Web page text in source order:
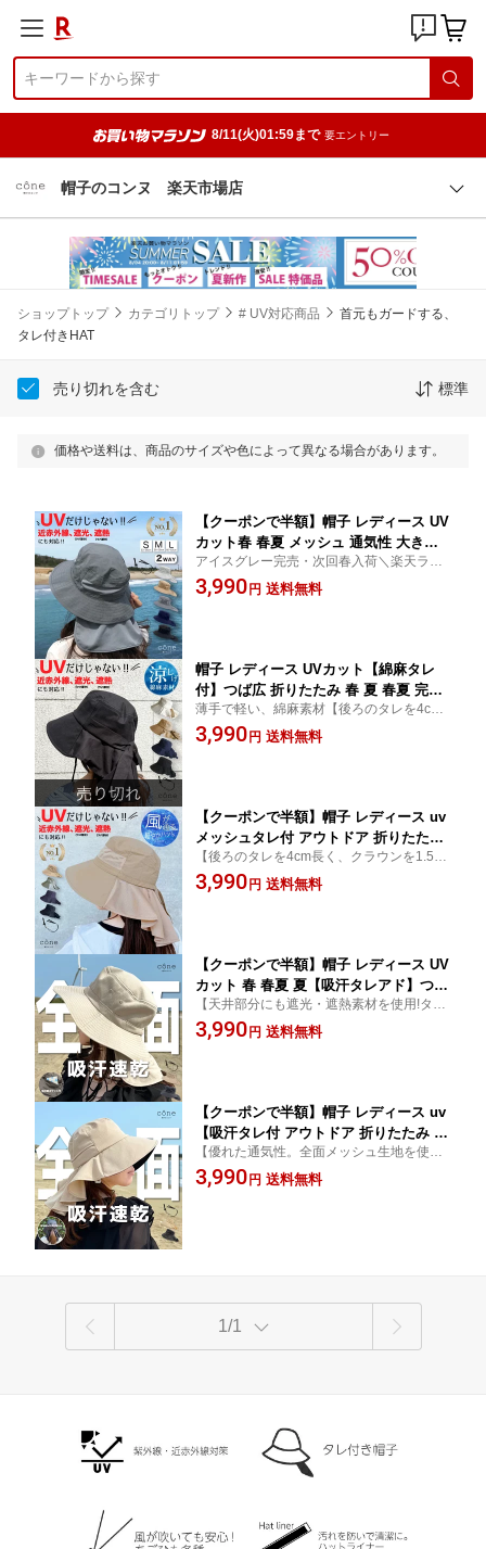
8/11(火)01:59まで 要エントリー
帽子のコンヌ 楽天市場店
ショップトップ カテゴリトップ # UV対応商品
首元もガードする、
タレ付きHAT
売り切れを含む 標準
価格や送料は、商品のサイズや色によって異なる場合があります。
【クーポンで半額】帽子 レディース UV
カット春 春夏 メッシュ 通気性 大きい
サイズ タレアド つば広 アウトドア 折
りたたみ可能 完全遮光 ウォーキング 自
アイスグレー完売・次回春入荷＼楽天ラン
キング1位入賞／かぶるだけでUV・遮光・
近赤外線をカット! 通気性抜群で蒸れない・
3,990 円 送料無料
帽子 レディース UVカット【綿麻タレ
付】つば広 折りたたみ 春 夏 春夏 完全
遮光 アウトドア ウォーキング 自転車
旅行 紐付き あごひも付 ハット 紫外線
薄手で軽い、綿麻素材【後ろのタレを4cm
長くアップデートしました!】かぶるだけで
UV・遮光・近赤外線をカット! 折り畳みO
3,990 円 送料無料
【クーポンで半額】帽子 レディース uv
メッシュタレ付 アウトドア 折りたたみ
つば広 通気性 春夏 夏 メッシュ ハット
撥水 完全遮光 散歩 ウォーキング 自転
【後ろのタレを4cm長く、クラウンを1.5cm
深くアップデートしました!】かぶるだけで
UV・遮光・近赤外線をカット!折り畳み可
3,990 円 送料無料
【クーポンで半額】帽子 レディース UV
カット 春 春夏 夏【吸汗タレアド】つば
広 アウトドア 折りたたみ 完全遮光 ウ
ォーキング 自転車 あごひも付 サイズ調
【天井部分にも遮光・遮熱素材を使用!タレ
部分に保冷剤ポケット付き】かぶるだけで
UV・遮光・近赤外線をカット! 通気性抜群
3,990 円 送料無料
【クーポンで半額】帽子 レディース uv
【吸汗タレ付 アウトドア 折りたたみ つ
ば広 春夏 夏 ハット 撥水 完全遮光 散歩
ウォーキング 自転車 海 紐付き あごひ
【優れた通気性。全面メッシュ生地を使
用】結んだまま被れる! かぶるだけでUV・
遮光・近赤外線をカット!折り畳みOK・サイ
3,990 円 送料無料
1/1